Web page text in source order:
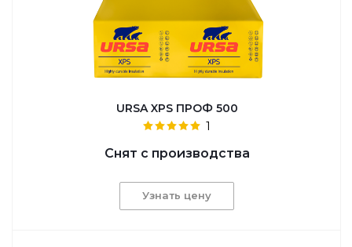
URSA XPS ПРОФ 500
1
Снят с производства
Узнать цену